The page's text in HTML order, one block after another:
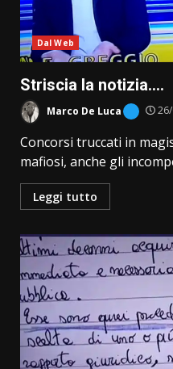
Dal Web
Striscia la notizia….
Marco De Luca
Concorsi truccati in
mafiosi, anche gli
Leggi tutto